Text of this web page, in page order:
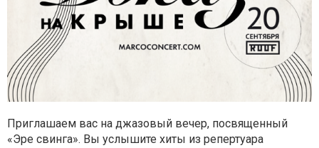
Приглашаем вас на джазовый вечер, посвященный
«Эре свинга». Вы услышите хиты из репертуара